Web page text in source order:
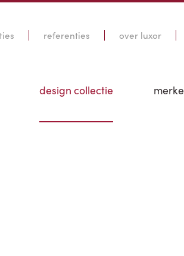
referenties over luxor
design collectie